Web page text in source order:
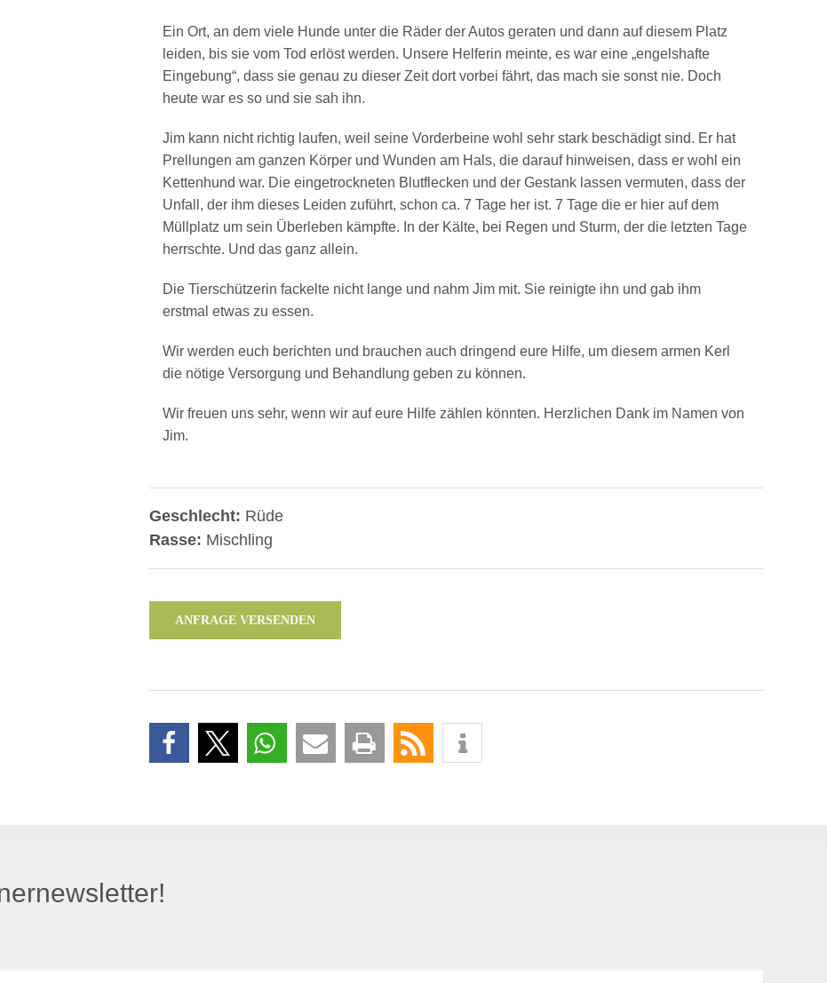
Ein Ort, an dem viele Hunde unter die Räder der Autos geraten und dann auf diesem Platz
leiden, bis sie vom Tod erlöst werden. Unsere Helferin meinte, es war eine „engelshafte
Eingebung“, dass sie genau zu dieser Zeit dort vorbei fährt, das mach sie sonst nie. Doch
heute war es so und sie sah ihn.
Jim kann nicht richtig laufen, weil seine Vorderbeine wohl sehr stark beschädigt sind. Er hat
Prellungen am ganzen Körper und Wunden am Hals, die darauf hinweisen, dass er wohl ein
Kettenhund war. Die eingetrockneten Blutflecken und der Gestank lassen vermuten, dass der
Unfall, der ihm dieses Leiden zuführt, schon ca. 7 Tage her ist. 7 Tage die er hier auf dem
Müllplatz um sein Überleben kämpfte. In der Kälte, bei Regen und Sturm, der die letzten Tage
herrschte. Und das ganz allein.
Die Tierschützerin fackelte nicht lange und nahm Jim mit. Sie reinigte ihn und gab ihm
erstmal etwas zu essen.
Wir werden euch berichten und brauchen auch dringend eure Hilfe, um diesem armen Kerl
die nötige Versorgung und Behandlung geben zu können.
Wir freuen uns sehr, wenn wir auf eure Hilfe zählen könnten. Herzlichen Dank im Namen von
Jim.
Geschlecht: Rüde
Rasse: Mischling
ANFRAGE VERSENDEN